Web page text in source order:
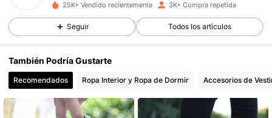
4,84 940 Seguidores
4,84
4,84 940 Seguidores
25K+ Vendido recientemente 3K+ Compra repetida
Seguir Todos los artículos
También Podría Gustarte
Recomendados Ropa Interior y Ropa de Dormir Accesorios de